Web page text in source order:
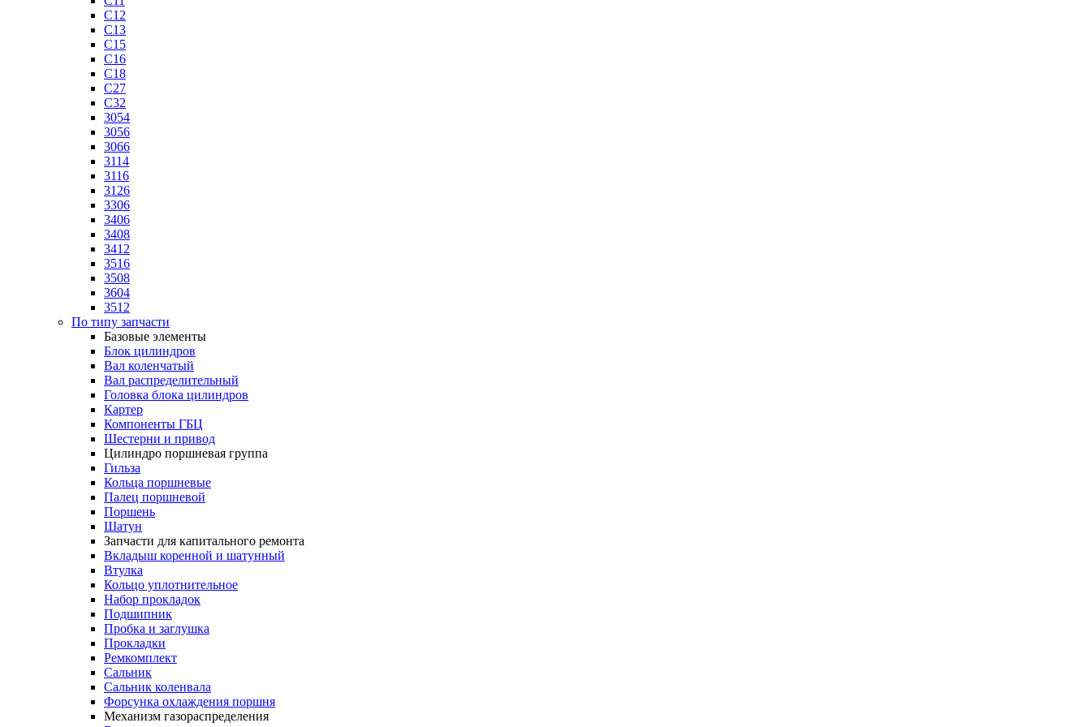
C12
C13
C15
C16
C18
C27
C32
3054
3056
3066
3114
3116
3126
3306
3406
3408
3412
3516
3508
3604
3512
По типу запчасти
Базовые элементы
Блок цилиндров
Вал коленчатый
Вал распределительный
Головка блока цилиндров
Картер
Компоненты ГБЦ
Шестерни и привод
Цилиндро поршневая группа
Гильза
Кольца поршневые
Палец поршневой
Поршень
Шатун
Запчасти для капитального ремонта
Вкладыш коренной и шатунный
Втулка
Кольцо уплотнительное
Набор прокладок
Подшипник
Пробка и заглушка
Прокладки
Ремкомплект
Сальник
Сальник коленвала
Форсунка охлаждения поршня
Механизм газораспределения